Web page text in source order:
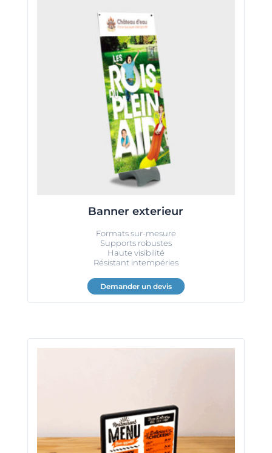
Banner exterieur
Formats sur-mesure
Supports robustes
Haute visibilité
Résistant intempéries
Demander un devis